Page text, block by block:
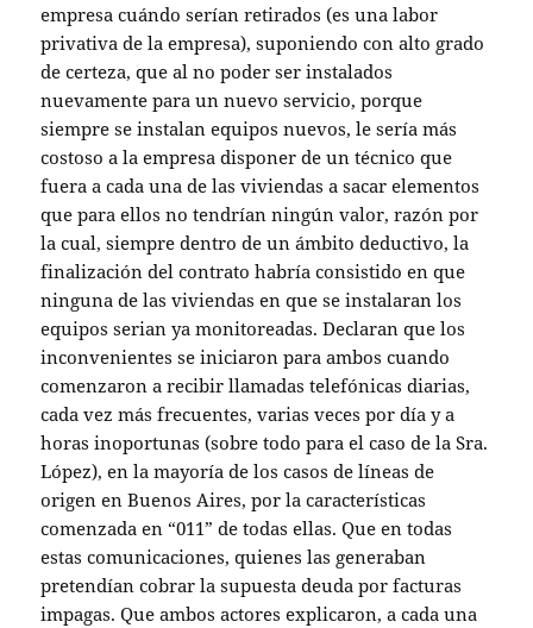
empresa cuándo serían retirados (es una labor
privativa de la empresa), suponiendo con alto grado
de certeza, que al no poder ser instalados
nuevamente para un nuevo servicio, porque
siempre se instalan equipos nuevos, le sería más
costoso a la empresa disponer de un técnico que
fuera a cada una de las viviendas a sacar elementos
que para ellos no tendrían ningún valor, razón por
la cual, siempre dentro de un ámbito deductivo, la
finalización del contrato habría consistido en que
ninguna de las viviendas en que se instalaran los
equipos serian ya monitoreadas. Declaran que los
inconvenientes se iniciaron para ambos cuando
comenzaron a recibir llamadas telefónicas diarias,
cada vez más frecuentes, varias veces por día y a
horas inoportunas (sobre todo para el caso de la Sra.
López), en la mayoría de los casos de líneas de
origen en Buenos Aires, por la características
comenzada en “011” de todas ellas. Que en todas
estas comunicaciones, quienes las generaban
pretendían cobrar la supuesta deuda por facturas
impagas. Que ambos actores explicaron, a cada una